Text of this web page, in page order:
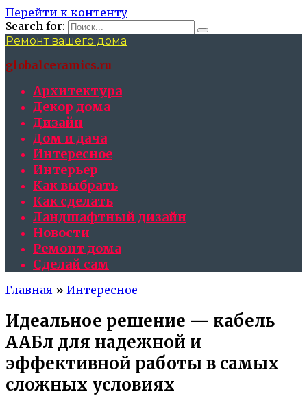
Перейти к контенту
Search for:
Ремонт вашего дома
globalceramics.ru
Архитектура
Декор дома
Дизайн
Дом и дача
Интересное
Интерьер
Как выбрать
Как сделать
Ландшафтный дизайн
Новости
Ремонт дома
Сделай сам
Главная » Интересное
Идеальное решение — кабель
ААБл для надежной и
эффективной работы в самых
сложных условиях